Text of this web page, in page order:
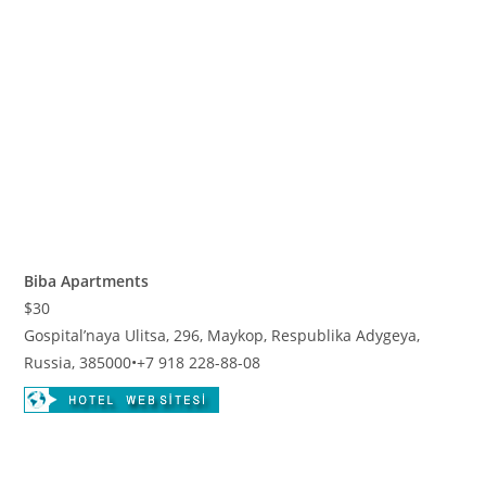
Biba Apartments
$30
Gospital’naya Ulitsa, 296, Maykop, Respublika Adygeya,
Russia, 385000•+7 918 228-88-08